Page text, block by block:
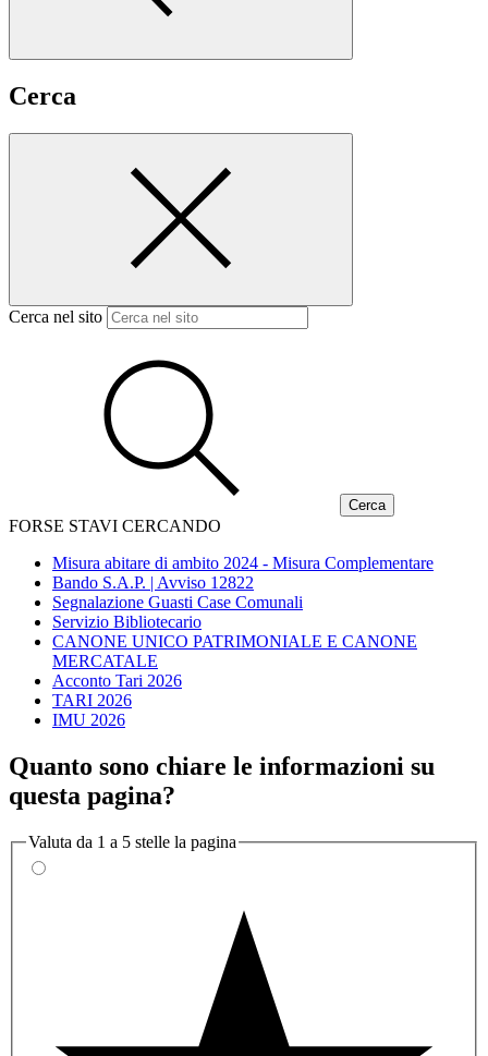
Cerca
Cerca nel sito
FORSE STAVI CERCANDO
Misura abitare di ambito 2024 - Misura Complementare
Bando S.A.P. | Avviso 12822
Segnalazione Guasti Case Comunali
Servizio Bibliotecario
CANONE UNICO PATRIMONIALE E CANONE
MERCATALE
Acconto Tari 2026
TARI 2026
IMU 2026
Quanto sono chiare le informazioni su
questa pagina?
Valuta da 1 a 5 stelle la pagina